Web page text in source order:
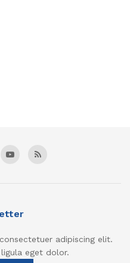
adipiscing elit.
eget dolor.